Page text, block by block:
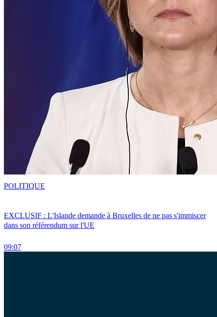
EXCLUSIF : L'Islande demande à Bruxelles de ne pas s'immiscer
dans son référendum sur l'UE
09:07
POLITIQUE